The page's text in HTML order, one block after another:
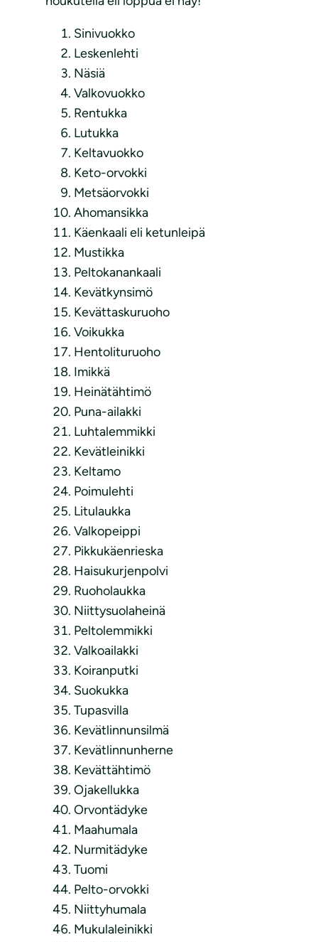
Sinivuokko
Leskenlehti
Näsiä
Valkovuokko
Rentukka
Lutukka
Keltavuokko
Keto-orvokki
Metsäorvokki
Ahomansikka
Käenkaali eli ketunleipä
Mustikka
Peltokanankaali
Kevätkynsimö
Kevättaskuruoho
Voikukka
Hentolituruoho
Imikkä
Heinätähtimö
Puna-ailakki
Luhtalemmikki
Kevätleinikki
Keltamo
Poimulehti
Litulaukka
Valkopeippi
Pikkukäenrieska
Haisukurjenpolvi
Ruoholaukka
Niittysuolaheinä
Peltolemmikki
Valkoailakki
Koiranputki
Suokukka
Tupasvilla
Kevätlinnunsilmä
Kevätlinnunherne
Kevättähtimö
Ojakellukka
Orvontädyke
Maahumala
Nurmitädyke
Tuomi
Pelto-orvokki
Niittyhumala
Mukulaleinikki